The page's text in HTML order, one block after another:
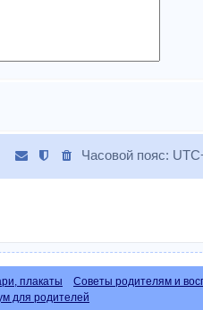
Часовой пояс:
плакаты
Советы родителям и
для родителей